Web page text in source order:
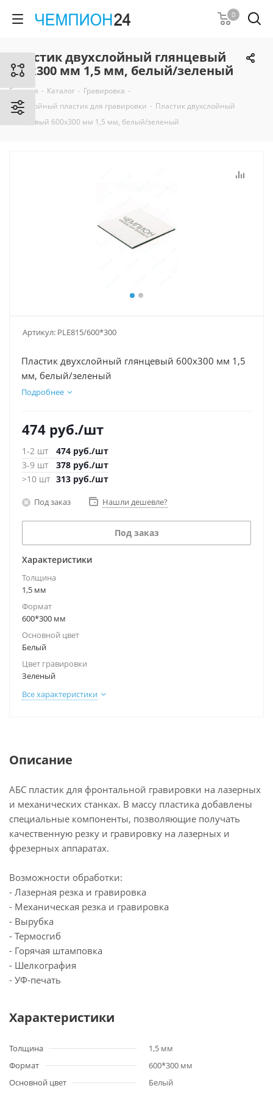
0
Пластик двухслойный глянцевый
600х300 мм 1,5 мм, белый/зеленый
Главная - Каталог - Гравировка -
Двухслойный пластик для гравировки - Пластик двухслойный
глянцевый 600х300 мм 1,5 мм, белый/зеленый
Артикул: PLE815/600*300
Пластик двухслойный глянцевый 600х300 мм 1,5
мм, белый/зеленый
Подробнее
474 руб./шт
1-2 шт 474 руб./шт
3-9 шт
378 руб./шт
>10 шт 313 руб./шт
Под заказ Нашли дешевле?
Под заказ
Характеристики
Толщина
1,5 мм
Формат
600*300 мм
Основной цвет
Белый
Цвет гравировки
Зеленый
Все характеристики
Описание
АБС пластик для фронтальной гравировки на лазерных
и механических станках. В массу пластика добавлены
специальные компоненты, позволяющие получать
качественную резку и гравировку на лазерных и
фрезерных аппаратах.
Возможности обработки:
- Лазерная резка и гравировка
- Механическая резка и гравировка
- Вырубка
- Термосгиб
- Горячая штамповка
- Шелкография
- УФ-печать
Характеристики
Толщина
1,5 мм
Формат
600*300 мм
Основной цвет
Белый